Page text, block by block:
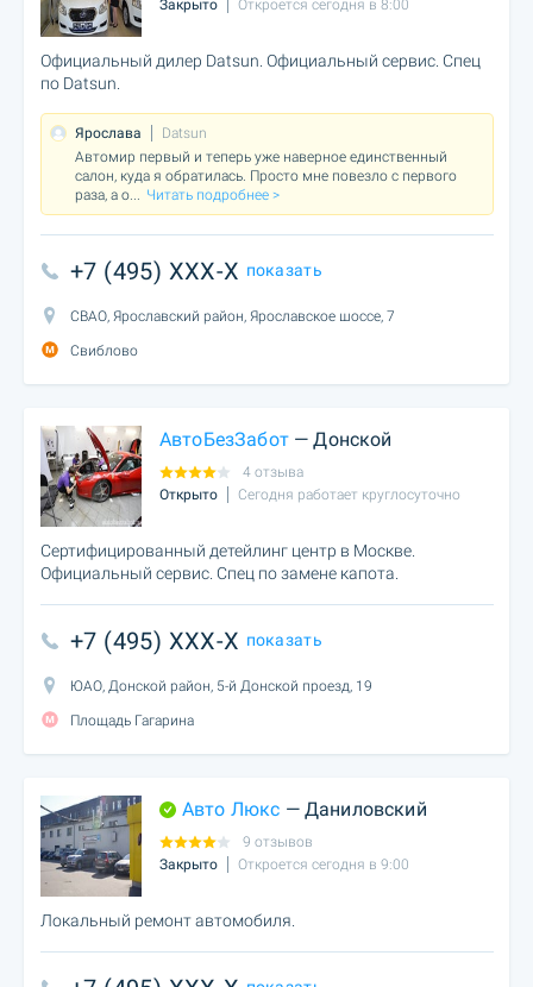
Закрыто
Откроется сегодня в 8:00
Официальный дилер Datsun. Официальный сервис. Спец
по Datsun.
Ярослава
Datsun
Автомир первый и теперь уже наверное единственный
салон, куда я обратилась. Просто мне повезло с первого
раза, а о... Читать подробнее >
+7 (495) XXX-X показать
СВАО, Ярославский район, Ярославское шоссе, 7
Свиблово
АвтоБезЗабот— Донской
4 отзыва
Открыто
Сегодня работает круглосуточно
Сертифицированный детейлинг центр в Москве.
Официальный сервис. Спец по замене капота.
+7 (495) XXX-X показать
ЮАО, Донской район, 5-й Донской проезд, 19
Площадь Гагарина
Авто Люкс — Даниловский
9 отзывов
Закрыто
Откроется сегодня в 9:00
Локальный ремонт автомобиля.